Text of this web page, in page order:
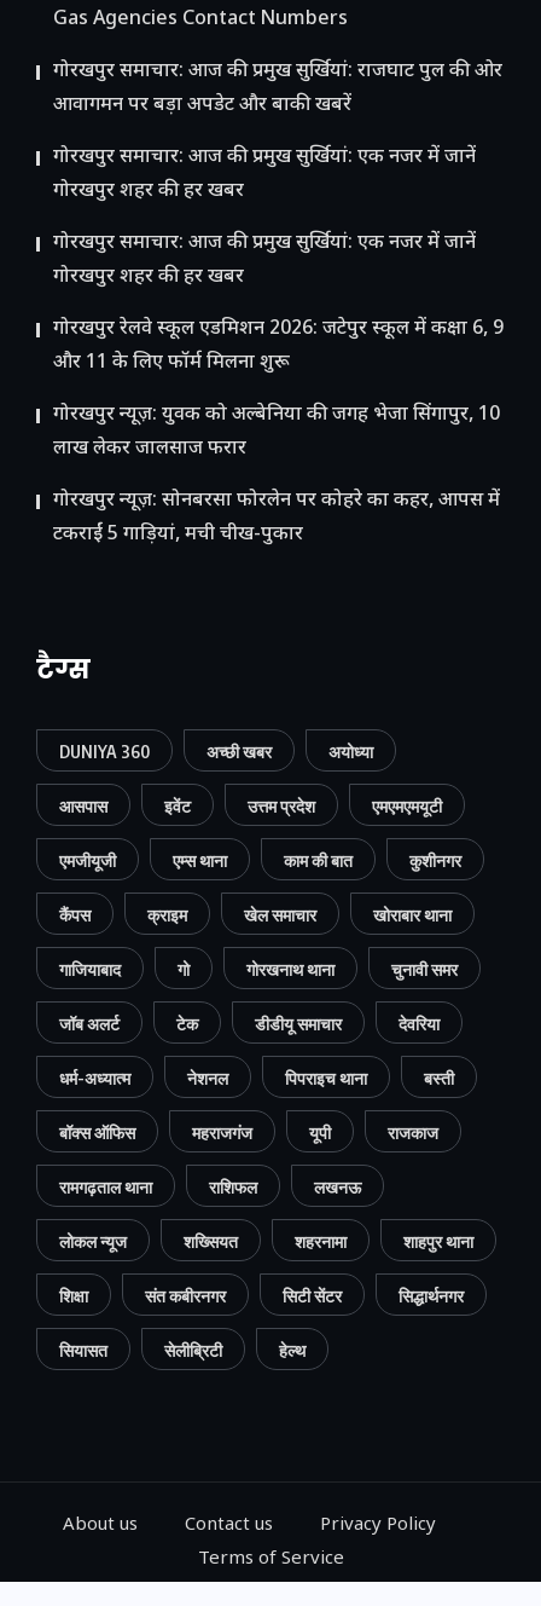
Gas Agencies Contact Numbers
गोरखपुर समाचार: आज की प्रमुख सुर्खियां: राजघाट पुल की ओर
आवागमन पर बड़ा अपडेट और बाकी खबरें
गोरखपुर समाचार: आज की प्रमुख सुर्खियां: एक नजर में जानें
गोरखपुर शहर की हर खबर
गोरखपुर समाचार: आज की प्रमुख सुर्खियां: एक नजर में जानें
गोरखपुर शहर की हर खबर
गोरखपुर रेलवे स्कूल एडमिशन 2026: जटेपुर स्कूल में कक्षा 6, 9
और 11 के लिए फॉर्म मिलना शुरू
गोरखपुर न्यूज़: युवक को अल्बेनिया की जगह भेजा सिंगापुर, 10
लाख लेकर जालसाज फरार
गोरखपुर न्यूज़: सोनबरसा फोरलेन पर कोहरे का कहर, आपस में
टकराईं 5 गाड़ियां, मची चीख-पुकार
टैग्स
DUNIYA 360 अच्छी खबर अयोध्या
आसपास इवेंट उत्तम प्रदेश एमएमएमयूटी
एमजीयूजी एम्स थाना काम की बात कुशीनगर
कैंपस क्राइम खेल समाचार खोराबार थाना
गाजियाबाद गो गोरखनाथ थाना चुनावी समर
जॉब अलर्ट टेक डीडीयू समाचार देवरिया
धर्म-अध्यात्म नेशनल पिपराइच थाना बस्ती
बॉक्स ऑफिस महराजगंज यूपी राजकाज
रामगढ़ताल थाना राशिफल लखनऊ
लोकल न्यूज शख्सियत शहरनामा शाहपुर थाना
शिक्षा संत कबीरनगर सिटी सेंटर सिद्धार्थनगर
सियासत सेलीब्रिटी हेल्थ
About us Contact us
Privacy Policy
Terms of Service